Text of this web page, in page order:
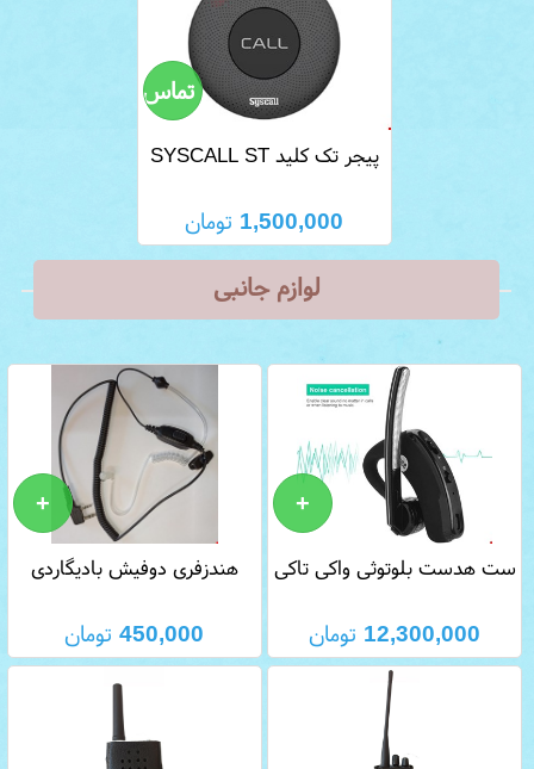
پیجر تک کلید SYSCALL ST
1,500,000 تومان
لوازم جانبی
ست هدست بلوتوثی واکی تاکی
12,300,000 تومان
هندزفری دوفیش بادیگاردی
450,000تومان